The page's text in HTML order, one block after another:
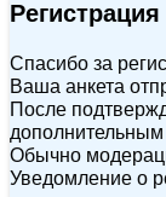
Спасибо за
Ваша анкета
После
Обычно
Уведомление о